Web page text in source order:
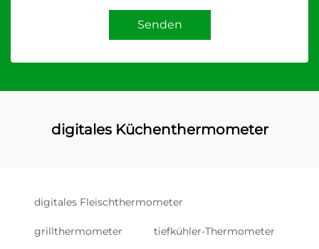
Senden
digitales Küchenthermometer
digitales Fleischthermometer
grillthermometer tiefkühler-Thermometer